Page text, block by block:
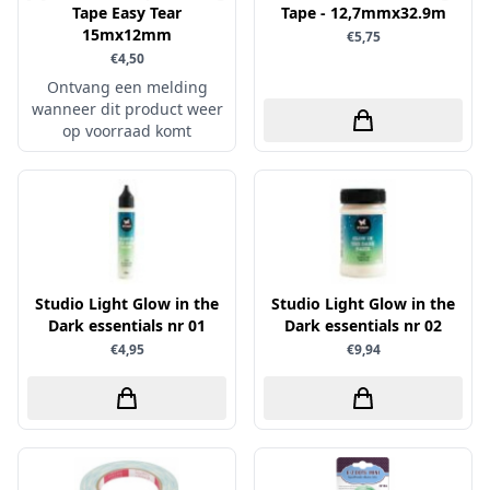
Canvas
Die Cuts
Finger Wax
Pan Pastel
Potloden
Workshop
Hobbydots
HobbyFun
Hobbyjournaal
Hobbyzine
Jalekro
Jeanines Art
Joy & Noor
Juffrouw Muis
Lapland knipvel
Lawn Fawn
Lemon Craft
Lisa Horton - Crafts
schudmateriaal
Scrappapier
Shiny details
Specialties
Stickers
Tekst, letters & cijfers
Tijdschrift
Washi - tape
Tape Easy Tear
15mx12mm
€4,50
Ontvang een melding
wanneer dit product weer
op voorraad komt
Tape - 12,7mmx32.9m
€5,75
Studio Light Glow in the
Dark essentials nr 01
€4,95
Studio Light Glow in the
Dark essentials nr 02
€9,94